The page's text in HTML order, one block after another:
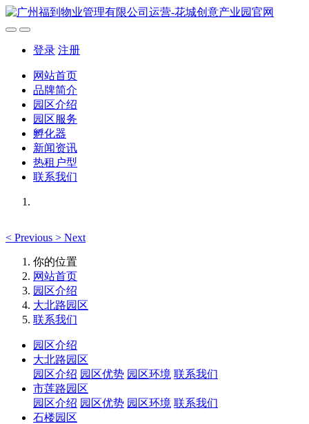
登录 注册
网站首页
品牌简介
园区介绍
园区服务
孵化器
新闻资讯
热租户型
联系我们
< Previous > Next
你的位置
网站首页
园区介绍
大北路园区
联系我们
园区介绍
大北路园区
园区介绍 园区优势 园区环境 联系我们
市莲路园区
园区介绍 园区优势 园区环境 联系我们
石楼园区